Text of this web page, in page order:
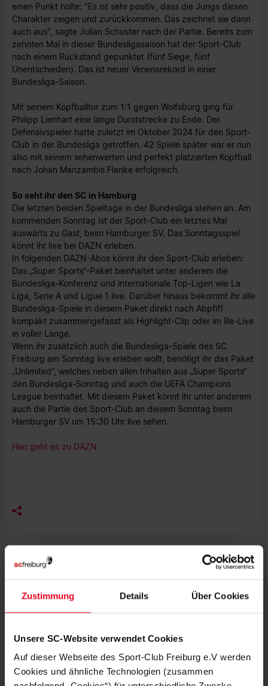
Zustimmung Details Über Cookies
Unsere SC-Website verwendet Cookies
Auf dieser Webseite des Sport-Club Freiburg e.V werden
Cookies und ähnliche Technologien (zusammen
einen Punkt holte: "Es ist sehr positiv, dass die Jungs diesen
Charakter zeigen und zurückkommen. Das zeichnet sie dann
auch aus", sagte Julian Schuster nach der Partie. Bereits zum
zehnten Mal in dieser Bundesligasaison hat der Sport-Club
nach einem Rückstand gepunktet (fünf Siege, fünf
Unentschieden). Das ist neuer Vereinsrekord in einer
Bundesliga-Saison.
Mit seinem Kopfballtor zum 1:1 gegen Wolfsburg ging für
Philipp Lienhart eine lange Durststrecke zu Ende. Der
Defensivspieler hatte zuletzt im Oktober 2024 für den Sport-
Club in der Bundesliga getroffen. 42 Spiele später war er nun
also mit seinem sehenwerten und perfekt platzierten Kopfball
nach Johan Manzambis Flanke erfolgreich.
So seht ihr den SC in Hamburg
Die letzten beiden Spieltage in der Bundesliga stehen an. Am
kommenden Sonntag ist der Sport-Club ein letztes Mal
auswärts zu Gast, beim Hamburger SV. Das Sonntagsspiel
könnt ihr live bei DAZN erleben.
In folgenden DAZN-Abos könnt ihr den Sport-Club erleben:
Das „Super Sports“-Paket beinhaltet unter anderem die
Bundesliga-Konferenz und internationale Top-Ligen wie La
Liga, Serie A und Ligue 1 live. Darüber hinaus bekommt ihr alle
Bundesliga-Spiele in diesem Paket direkt nach Abpfiff
kompakt zusammengefasst als Highlight-Clip oder im Re-Live
in voller Länge.
Wenn ihr zusätzlich auch die Bundesliga-Spiele des SC
Freiburg am Sonntag live erleben wollt, benötigt ihr das Paket
„Unlimited“, welches neben allen Inhalten aus „Super Sports“
den Bundesliga-Sonntag und auch die UEFA Champions
League beinhaltet. Mit diesem Paket könnt ihr unter anderem
auch die Partie des Sport-Club an diesem Sonntag beim
Hamburger SV um 15:30 Uhr live sehen.
Hier geht es zu DAZN
MEHR NEWS
EFOOTBALL 06.08.2026
BEWEGUNG, MEDIENBILDUNG UND
EFOOTBALL
JUBILÄUMSABEND MIT STREICH UND
SCHUHPLATTLERN